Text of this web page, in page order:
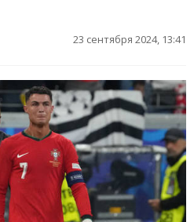
23 сентября 2024, 13:41